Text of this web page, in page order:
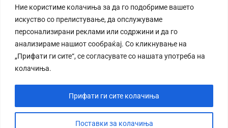
Ние користиме колачиња за да го подобриме вашето
искуство со прелистување, да опслужуваме
персонализирани реклами или содржини и да го
анализираме нашиот сообраќај. Со кликнување на
„Прифати ги сите“, се согласувате со нашата употреба на
колачиња.
Поставки за колачиња
Прифати ги сите колачиња